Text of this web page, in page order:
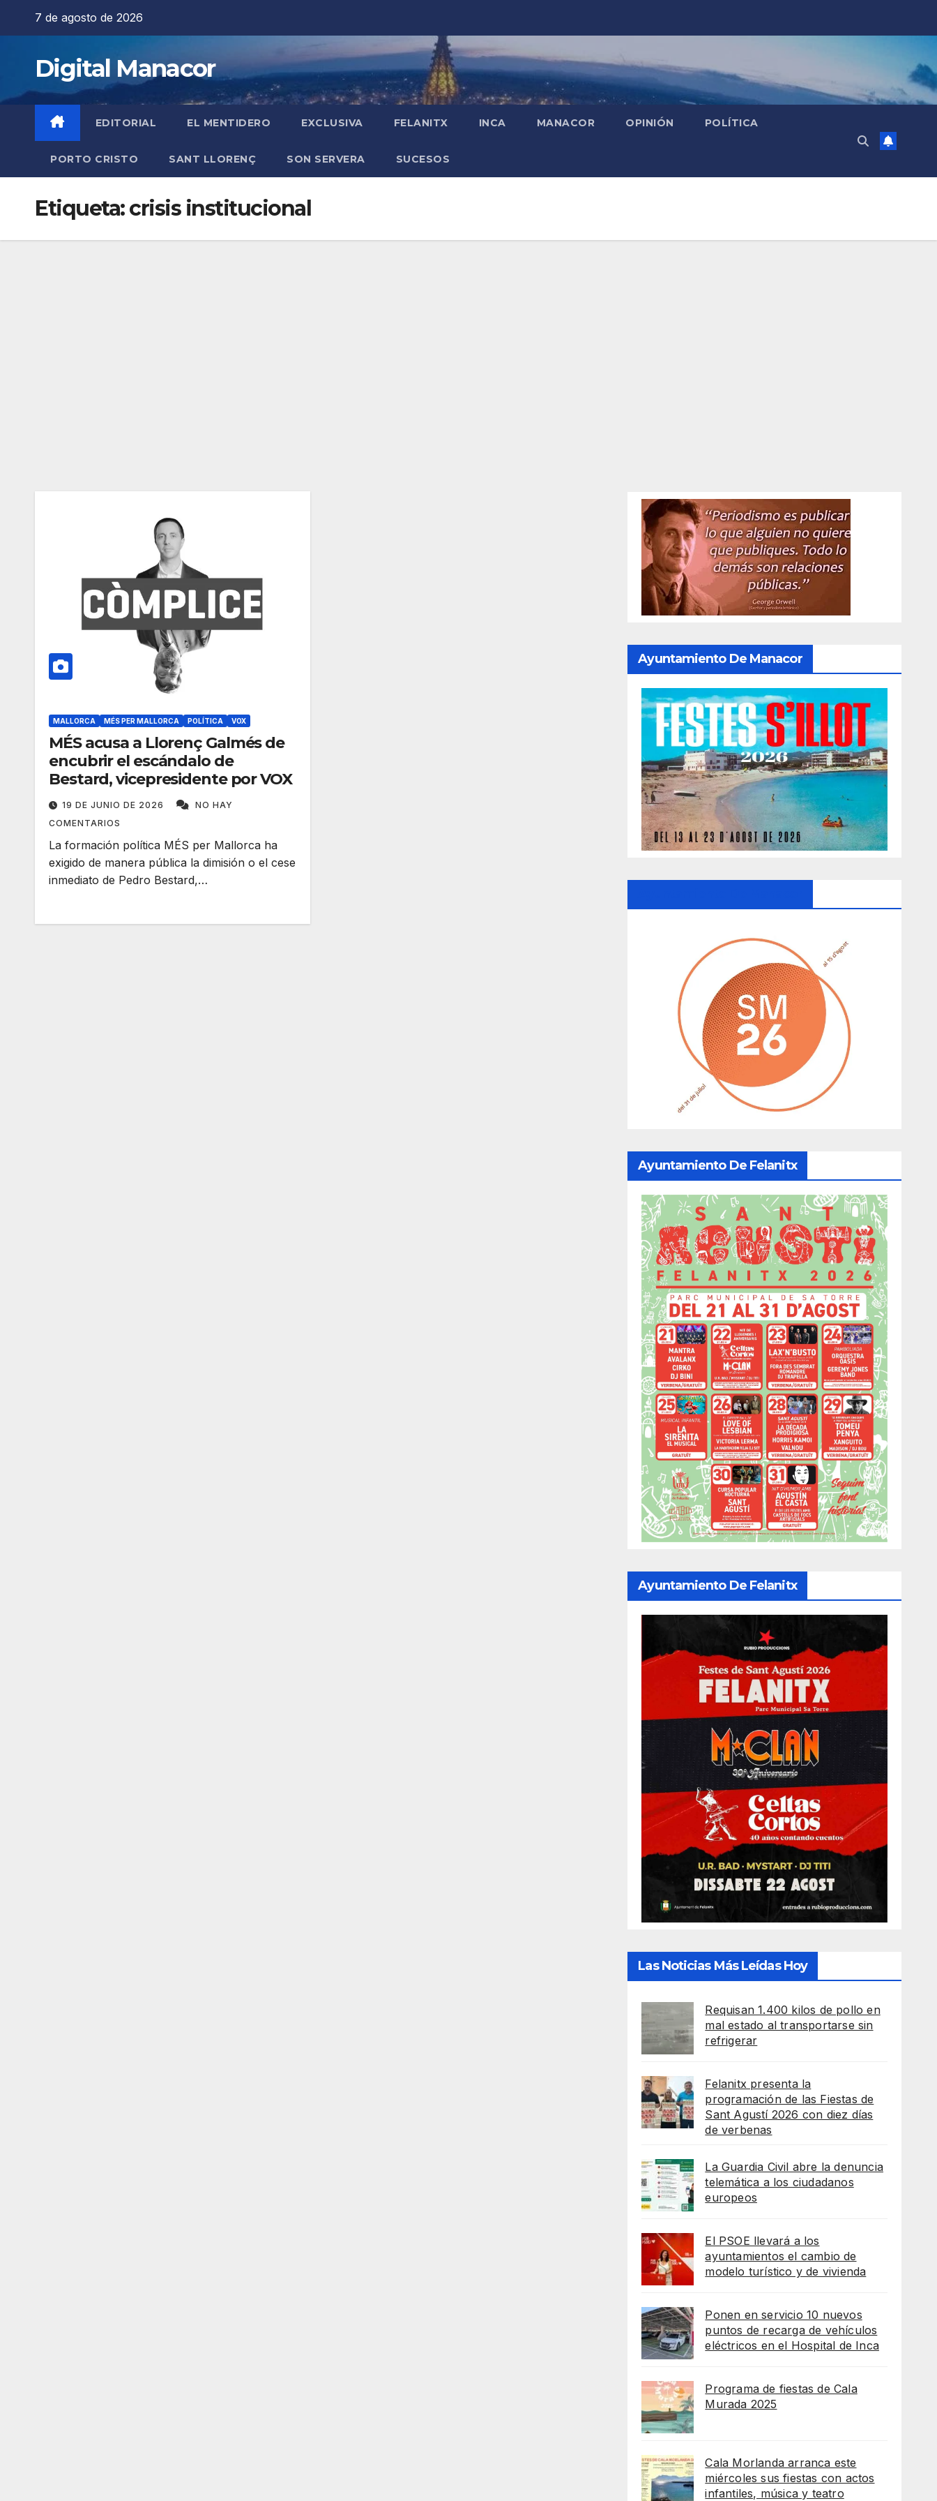
7 de agosto de 2026
Digital Manacor
EDITORIAL EL MENTIDERO EXCLUSIVA FELANITX INCA MANACOR OPINIÓN POLÍTICA
PORTO CRISTO SANT LLORENÇ SON SERVERA SUCESOS
Etiqueta:crisis institucional
MALLORCA MÉS PER MALLORCA POLÍTICA VOX
MÉS acusa a Llorenç Galmés de
encubrir el escándalo de
Bestard, vicepresidente por VOX
19 DE JUNIO DE 2026
NO HAY
COMENTARIOS
La formación política MÉS per Mallorca ha
exigido de manera pública la dimisión o el cese
inmediato de Pedro Bestard,…
Ayuntamiento De Manacor
Ayuntamiento De Felanitx
Ayuntamiento De Felanitx
Las Noticias Más Leídas Hoy
Requisan 1.400 kilos de pollo en
mal estado al transportarse sin
refrigerar
Felanitx presenta la
programación de las Fiestas de
Sant Agustí 2026 con diez días
de verbenas
La Guardia Civil abre la denuncia
telemática a los ciudadanos
europeos
El PSOE llevará a los
ayuntamientos el cambio de
modelo turístico y de vivienda
Ponen en servicio 10 nuevos
puntos de recarga de vehículos
eléctricos en el Hospital de Inca
Programa de fiestas de Cala
Murada 2025
Cala Morlanda arranca este
miércoles sus fiestas con actos
infantiles, música y teatro